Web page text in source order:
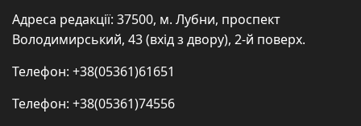
Адреса редакції: 37500, м. Лубни, проспект
Володимирський, 43 (вхід з двору), 2-й поверх.
Телефон: +38(05361)61651
Телефон: +38(05361)74556